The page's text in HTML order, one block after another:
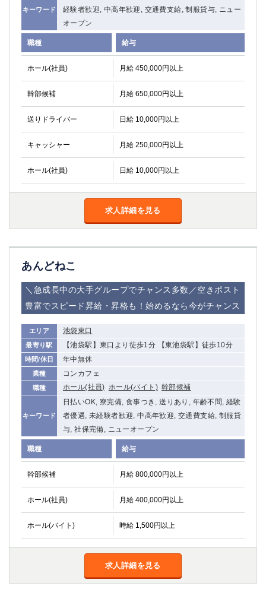
キーワード
経験者歓迎, 中高年歓迎, 交通費支給, 制服貸与, ニュー
オープン
職種 給与
ホール(社員) 月給 450,000円以上
幹部候補 月給 650,000円以上
送りドライバー 日給 10,000円以上
キャッシャー 月給 250,000円以上
ホール(社員) 日給 10,000円以上
求人詳細を見る
あんどねこ
＼急成長中の大手グループでチャンス多数／空きポスト
豊富でスピード昇給・昇格も！始めるなら今がチャンス
エリア 池袋東口
最寄り駅 【池袋駅】東口より徒歩1分 【東池袋駅】徒歩10分
時間/休日 年中無休
業種 コンカフェ
職種 ホール(社員) ホール(バイト) 幹部候補
キーワード
日払いOK, 寮完備, 食事つき, 送りあり, 年齢不問, 経験
者優遇, 未経験者歓迎, 中高年歓迎, 交通費支給, 制服貸
与, 社保完備, ニューオープン
職種 給与
幹部候補 月給 800,000円以上
ホール(社員) 月給 400,000円以上
ホール(バイト) 時給 1,500円以上
求人詳細を見る